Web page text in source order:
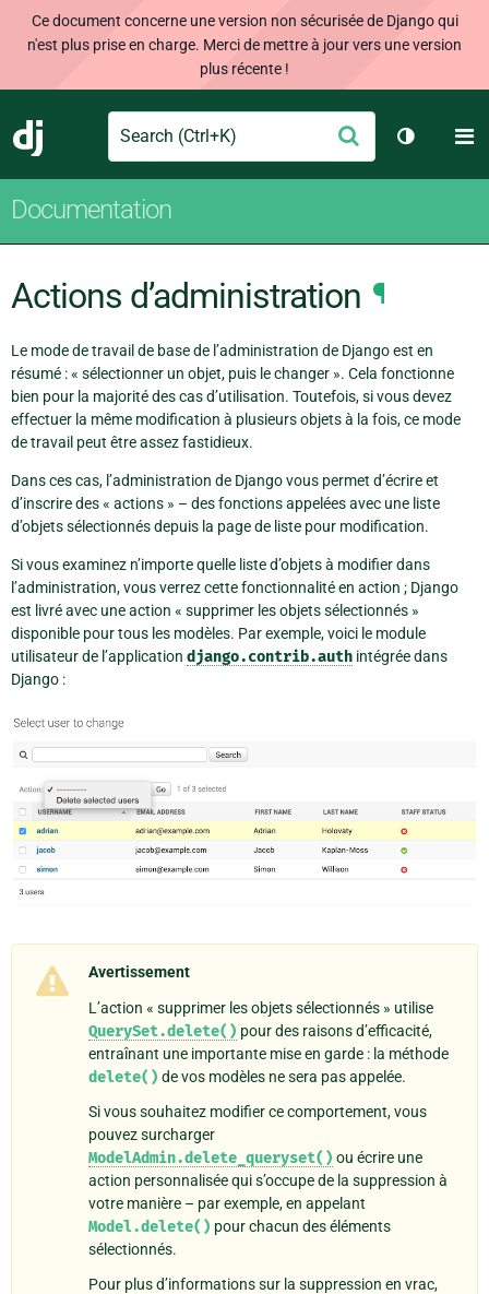
Ce document concerne une version non sécurisée de Django qui
n'est plus prise en charge. Merci de mettre à jour vers une version
plus récente !
Django
Search Envoyer
Changer
Documentation
Actions d’administration ¶
Le mode de travail de base de l’administration de Django est en
résumé : « sélectionner un objet, puis le changer ». Cela fonctionne
bien pour la majorité des cas d’utilisation. Toutefois, si vous devez
effectuer la même modification à plusieurs objets à la fois, ce mode
de travail peut être assez fastidieux.
Dans ces cas, l’administration de Django vous permet d’écrire et
d’inscrire des « actions » – des fonctions appelées avec une liste
d’objets sélectionnés depuis la page de liste pour modification.
Si vous examinez n’importe quelle liste d’objets à modifier dans
l’administration, vous verrez cette fonctionnalité en action ; Django
est livré avec une action « supprimer les objets sélectionnés »
disponible pour tous les modèles. Par exemple, voici le module
utilisateur de l’application django.contrib.auth intégrée dans
Django :
Avertissement
L’action « supprimer les objets sélectionnés » utilise
QuerySet.delete() pour des raisons d’efficacité,
entraînant une importante mise en garde : la méthode
delete() de vos modèles ne sera pas appelée.
Si vous souhaitez modifier ce comportement, vous
pouvez surcharger
ModelAdmin.delete_queryset() ou écrire une
action personnalisée qui s’occupe de la suppression à
votre manière – par exemple, en appelant
Model.delete() pour chacun des éléments
sélectionnés.
Pour plus d’informations sur la suppression en vrac,